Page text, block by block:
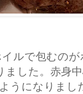
ルで包むの
ました。赤身
うになりまし